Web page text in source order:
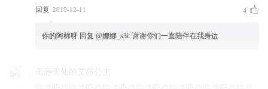
回复 2019-12-11 4
你的阿棉呀 回复 @娜娜_s3i: 谢谢你们一直陪伴在我身边
美若天仙的艾莎公主